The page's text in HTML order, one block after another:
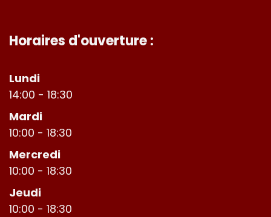
Horaires d'ouverture :
Lundi
14:00 - 18:30
Mardi
10:00 - 18:30
Mercredi
10:00 - 18:30
Jeudi
10:00 - 18:30